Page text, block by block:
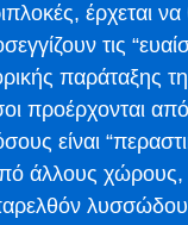
έρχεται
τις
παράταξης
προέρχονται από
είναι
άλλους χώρους,